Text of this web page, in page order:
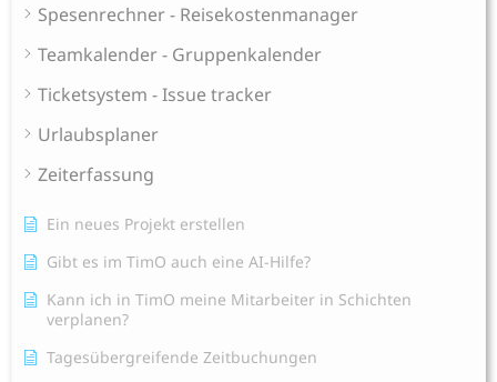
Spesenrechner - Reisekostenmanager
Teamkalender - Gruppenkalender
Ticketsystem - Issue tracker
Urlaubsplaner
Zeiterfassung
Ein neues Projekt erstellen
Gibt es im TimO auch eine AI-Hilfe?
Kann ich in TimO meine Mitarbeiter in Schichten
verplanen?
Tagesübergreifende Zeitbuchungen